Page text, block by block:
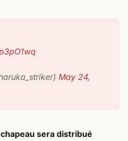
May 24,
sera distribué